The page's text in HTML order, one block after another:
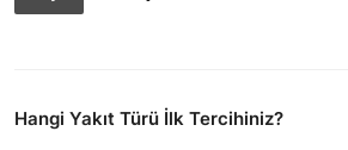
Hangi Yakıt Türü İlk Tercihiniz?